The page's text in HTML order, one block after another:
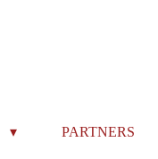
PARTNERS